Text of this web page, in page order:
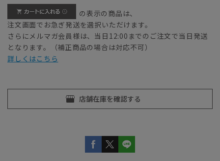
の表示の商品は、
注文画面でお急ぎ発送を選択いただけます。
さらにメルマガ会員様は、当日12:00までのご注文で当日発送
となります。（補正商品の場合は対応不可）
詳しくはこちら